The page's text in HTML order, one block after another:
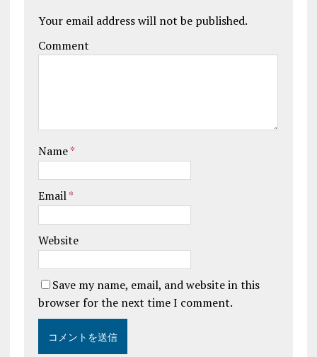
Your email address will not be published.
Comment
Name*
Email*
Website
Save my name, email, and website in this
browser for the next time I comment.